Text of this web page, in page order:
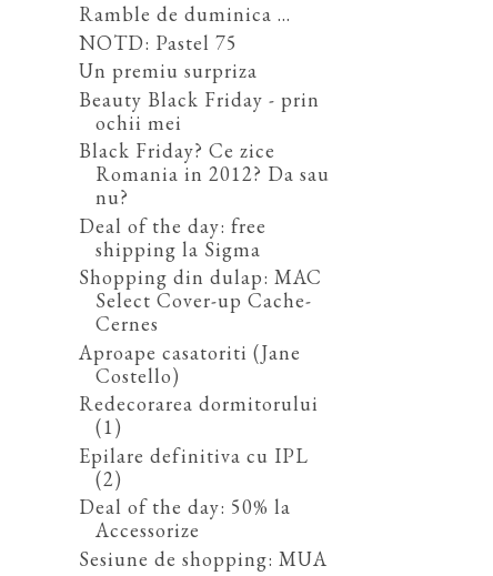
Ramble de duminica ...
NOTD: Pastel 75
Un premiu surpriza
Beauty Black Friday - prin
ochii mei
Black Friday? Ce zice
Romania in 2012? Da sau
nu?
Deal of the day: free
shipping la Sigma
Shopping din dulap: MAC
Select Cover-up Cache-
Cernes
Aproape casatoriti (Jane
Costello)
Redecorarea dormitorului
(1)
Epilare definitiva cu IPL
(2)
Deal of the day: 50% la
Accessorize
Sesiune de shopping: MUA